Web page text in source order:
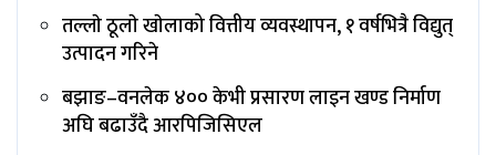
तल्लाे ठूलाे खाेलाको वित्तीय व्यवस्थापन, १ वर्षभित्रै विद्युत्
उत्पादन गरिने
बझाङ–वनलेक ४०० केभी प्रसारण लाइन खण्ड निर्माण
अघि बढाउँदै आरपिजिसिएल